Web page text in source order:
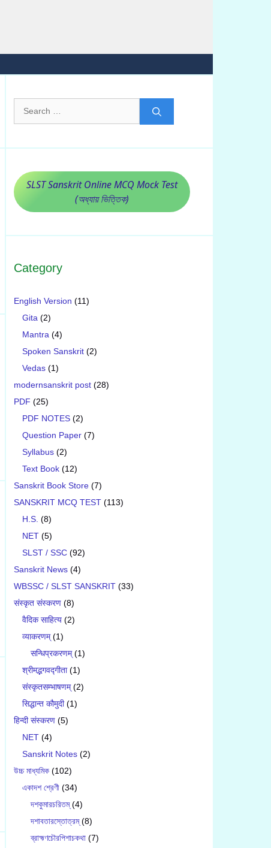
for:
SLST Sanskrit Online MCQ Mock Test
(অধ্যায় ভিত্তিক)
Category
English Version (11)
Gita (2)
Mantra (4)
Spoken Sanskrit (2)
Vedas (1)
modernsanskrit post (28)
PDF (25)
PDF NOTES (2)
Question Paper (7)
Syllabus (2)
Text Book (12)
Sanskrit Book Store (7)
SANSKRIT MCQ TEST (113)
H.S. (8)
NET (5)
SLST / SSC (92)
Sanskrit News (4)
WBSSC / SLST SANSKRIT (33)
संस्कृत संस्करण (8)
वैदिक साहित्य (2)
व्याकरणम्(1)
सन्धिप्रकरणम्(1)
श्रीमद्भगवद्गीता(1)
संस्कृतसम्भाषणम्(2)
सिद्धान्त कौमुदी(1)
हिन्दी संस्करण (5)
NET (4)
Sanskrit Notes (2)
উচ্চ মাধ্যমিক (102)
একাদশ শ্রেণী (34)
দশকুমারচরিতম্(4)
দশাবতারস্তোত্রম্(8)
ব্রাহ্মণচৌরপিশাচকথা (7)